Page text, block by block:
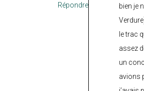
Répondre
bien je
le trac
assez
un
avions